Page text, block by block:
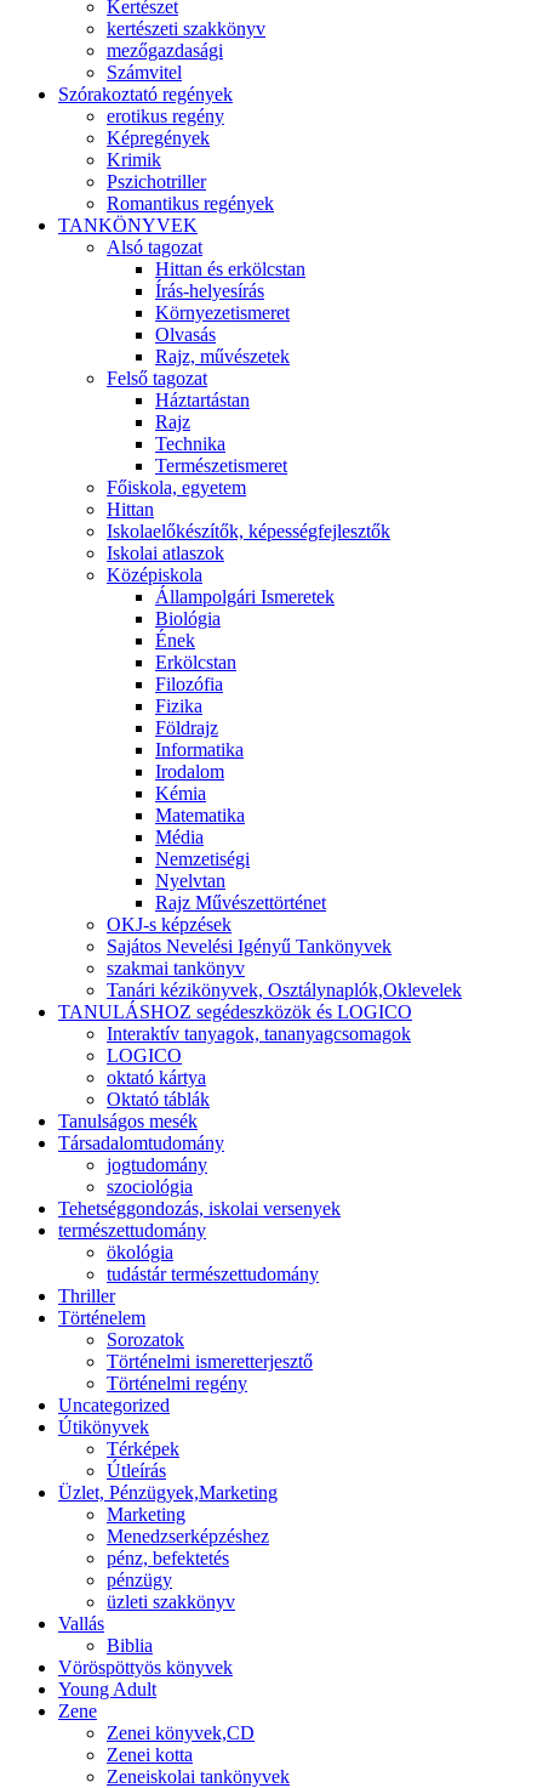
Kertészet
kertészeti szakkönyv
mezőgazdasági
Számvitel
Szórakoztató regények
erotikus regény
Képregények
Krimik
Pszichotriller
Romantikus regények
TANKÖNYVEK
Alsó tagozat
Hittan és erkölcstan
Írás-helyesírás
Környezetismeret
Olvasás
Rajz, művészetek
Felső tagozat
Háztartástan
Rajz
Technika
Természetismeret
Főiskola, egyetem
Hittan
Iskolaelőkészítők, képességfejlesztők
Iskolai atlaszok
Középiskola
Állampolgári Ismeretek
Biológia
Ének
Erkölcstan
Filozófia
Fizika
Földrajz
Informatika
Irodalom
Kémia
Matematika
Média
Nemzetiségi
Nyelvtan
Rajz Művészettörténet
OKJ-s képzések
Sajátos Nevelési Igényű Tankönyvek
szakmai tankönyv
Tanári kézikönyvek, Osztálynaplók,Oklevelek
TANULÁSHOZ segédeszközök és LOGICO
Interaktív tanyagok, tananyagcsomagok
LOGICO
oktató kártya
Oktató táblák
Tanulságos mesék
Társadalomtudomány
jogtudomány
szociológia
Tehetséggondozás, iskolai versenyek
természettudomány
ökológia
tudástár természettudomány
Thriller
Történelem
Sorozatok
Történelmi ismeretterjesztő
Történelmi regény
Uncategorized
Útikönyvek
Térképek
Útleírás
Üzlet, Pénzügyek,Marketing
Marketing
Menedzserképzéshez
pénz, befektetés
pénzügy
üzleti szakkönyv
Vallás
Biblia
Vöröspöttyös könyvek
Young Adult
Zene
Zenei könyvek,CD
Zenei kotta
Zeneiskolai tankönyvek